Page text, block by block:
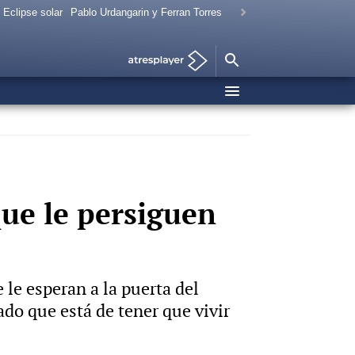
Eclipse solar Pablo Urdangarin y Ferran Torres
le persiguen
esperan a la puerta del
que está de tener que vivir